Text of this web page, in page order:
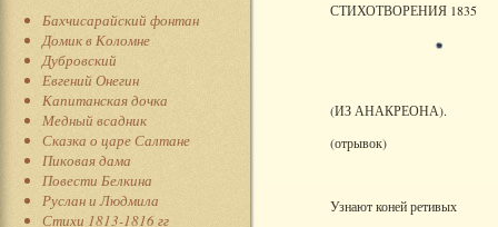
Бахчисарайский фонтан
Домик в Коломне
Дубровский
Евгений Онегин
Капитанская дочка
Медный всадник
Сказка о царе Салтане
Пиковая дама
Повести Белкина
Руслан и Людмила
Стихи 1813-1816 гг
СТИХОТВОРЕНИЯ 1835
(ИЗ АНАКРЕОНА).
(отрывок)
Узнают коней ретивых